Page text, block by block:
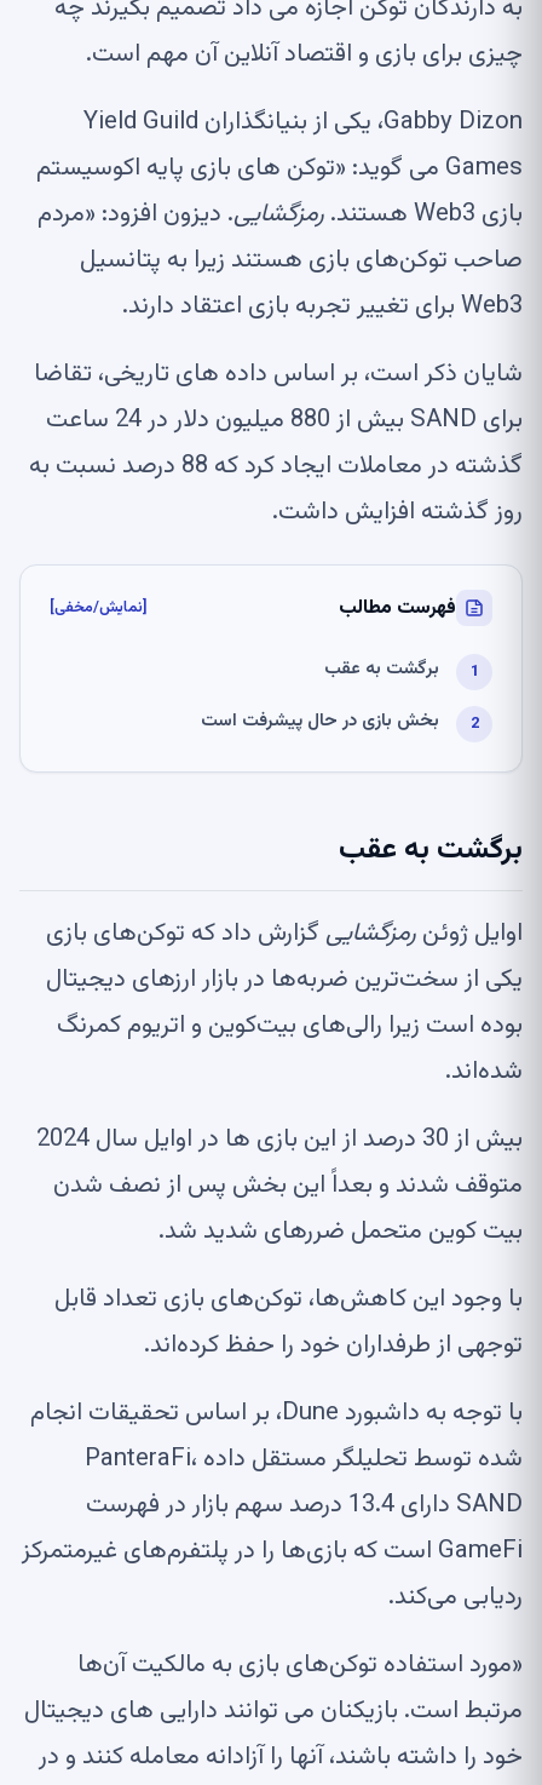
به دارندگان توکن اجازه می داد تصمیم بگیرند چه
چیزی برای بازی و اقتصاد آنلاین آن مهم است.
Gabby Dizon، یکی از بنیانگذاران Yield Guild
Games می گوید: «توکن های بازی پایه اکوسیستم
بازی Web3 هستند.
رمزگشایی. دیزون افزود: «مردم
صاحب توکن‌های بازی هستند زیرا به پتانسیل
Web3 برای تغییر تجربه بازی اعتقاد دارند.
شایان ذکر است، بر اساس داده های تاریخی، تقاضا
برای SAND بیش از 880 میلیون دلار در 24 ساعت
گذشته در معاملات ایجاد کرد که 88 درصد نسبت به
روز گذشته افزایش داشت.
فهرست مطالب [نمایش/مخفی]
برگشت به عقب
بخش بازی در حال پیشرفت است
برگشت به عقب
اوایل ژوئنرمزگشایی گزارش داد که توکن‌های بازی
یکی از سخت‌ترین ضربه‌ها در بازار ارزهای دیجیتال
بوده است زیرا رالی‌های بیت‌کوین و اتریوم کمرنگ
شده‌اند.
بیش از 30 درصد از این بازی ها در اوایل سال 2024
متوقف شدند و بعداً این بخش پس از نصف شدن
بیت کوین متحمل ضررهای شدید شد.
با وجود این کاهش‌ها، توکن‌های بازی تعداد قابل
توجهی از طرفداران خود را حفظ کرده‌اند.
با توجه به داشبورد Dune، بر اساس تحقیقات انجام
شده توسط تحلیلگر مستقل داده PanteraFi،
SAND دارای 13.4 درصد سهم بازار در فهرست
GameFi است که بازی‌ها را در پلتفرم‌های غیرمتمرکز
ردیابی می‌کند.
«مورد استفاده توکن‌های بازی به مالکیت آن‌ها
مرتبط است. بازیکنان می توانند دارایی های دیجیتال
خود را داشته باشند، آنها را آزادانه معامله کنند و در